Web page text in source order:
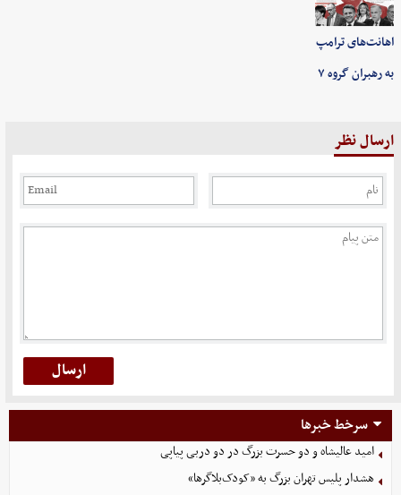
اهانت‌های ترامپ
به رهبران گروه ۷
ارسال نظر
سرخط خبرها
امید عالیشاه و دو حسرت بزرگ در دو دربی پیاپی
هشدار پلیس تهران بزرگ به «کودک‌بلاگرها»